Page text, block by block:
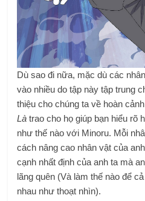
Dù sao đi nữa, mặc dù các
vào nhiều do tập này tập trung
thiệu cho chúng ta về hoàn
Là trao cho họ giúp bạn hiểu rõ
như thế nào với Minoru. Mỗi
cách nâng cao nhân vật của
cạnh nhất định của anh ta mà
lãng quên (Và làm thế nào để
nhau như thoạt nhìn).